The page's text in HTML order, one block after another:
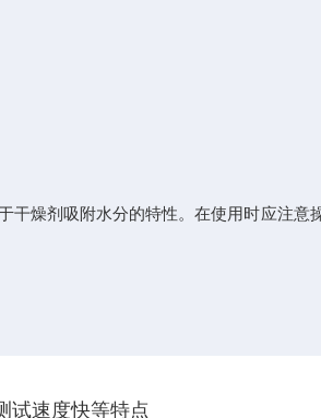
剂吸附水分的特性。在使用时应注意
试速度快等特点